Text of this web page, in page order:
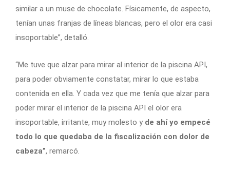
similar a un muse de chocolate. Físicamente, de aspecto,
tenían unas franjas de líneas blancas, pero el olor era casi
insoportable”, detalló.
“Me tuve que alzar para mirar al interior de la piscina API,
para poder obviamente constatar, mirar lo que estaba
contenida en ella. Y cada vez que me tenía que alzar para
poder mirar el interior de la piscina API el olor era
insoportable, irritante, muy molesto y de ahí yo empecé
todo lo que quedaba de la fiscalización con dolor de
cabeza”, remarcó.